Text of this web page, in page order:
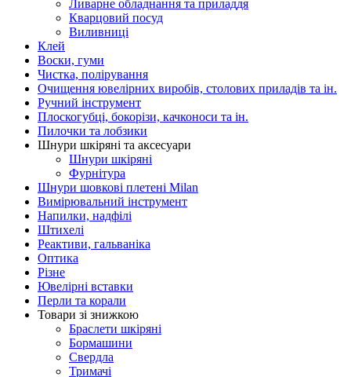
Ливарне обладнання та приладдя
Кварцовий посуд
Виливниці
Клей
Воски, гуми
Чистка, полірування
Очищення ювелірних виробів, столових приладів та ін.
Ручний інструмент
Плоскогубці, бокорізи, качконоси та ін.
Пилочки та лобзики
Шнури шкіряні та аксесуари
Шнури шкіряні
Фурнітура
Шнури шовкові плетені Milan
Вимірювальний інструмент
Напилки, надфілі
Штихелі
Реактиви, гальваніка
Оптика
Різне
Ювелірні вставки
Перли та корали
Товари зі знижкою
Браслети шкіряні
Бормашини
Свердла
Тримачі